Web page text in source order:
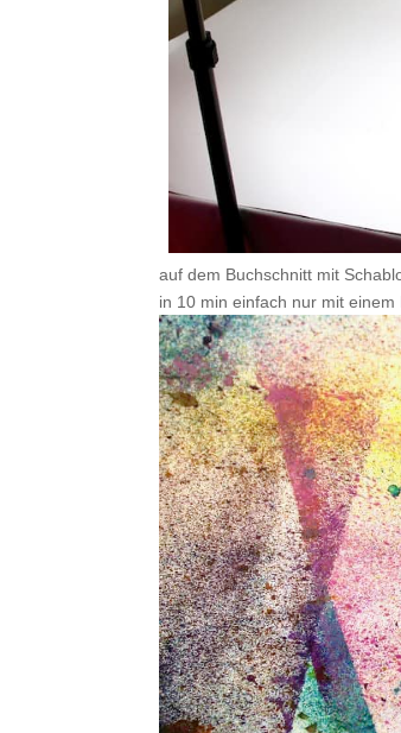
auf dem Buchschnitt mit
in 10 min einfach nur mit